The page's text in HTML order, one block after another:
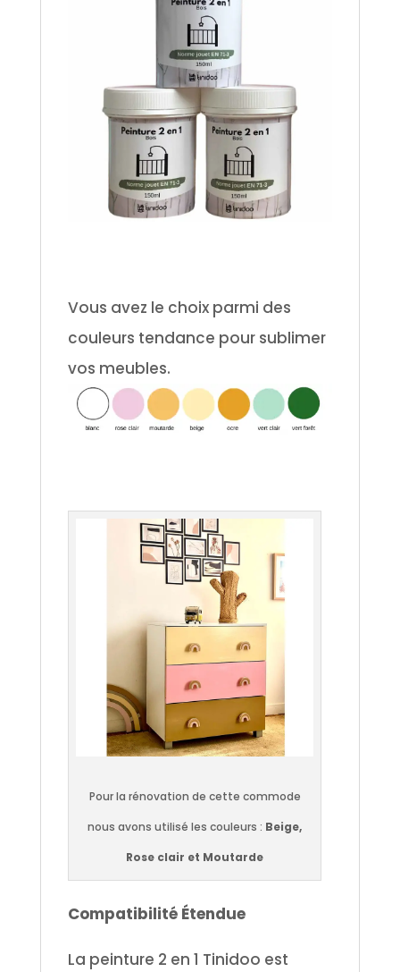
Vous avez le choix parmi des
couleurs tendance pour sublimer
vos meubles.
Pour la rénovation de cette commode
nous avons utilisé les couleurs : Beige,
Rose clair et Moutarde
Compatibilité Étendue
La peinture 2 en 1 Tinidoo est